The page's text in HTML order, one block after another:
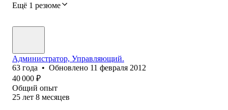
Ещё 1 резюме
Администратор, Управляющий.
63 года • Обновлено 11 февраля 2012
40 000 ₽
Общий опыт
25 лет 8 месяцев